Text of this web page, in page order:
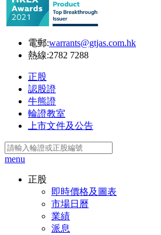
電郵:warrants@gtjas.com.hk
熱線:2782 7288
正股
認股證
牛熊證
輪證教室
上市文件及公告
menu
正股
即時價格及圖表
市場日曆
業績
派息